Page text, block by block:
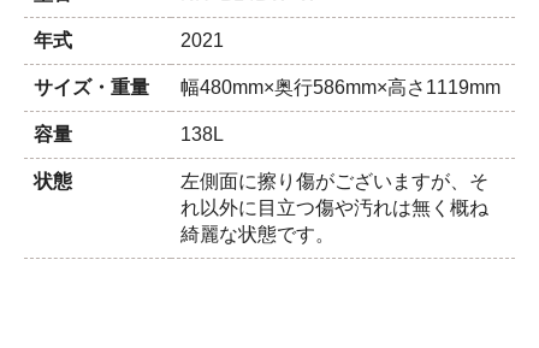
年式 2021
サイズ・重量 幅480mm×奥行586mm×高さ1119mm
容量 138L
状態
左側面に擦り傷がございますが、そ
れ以外に目立つ傷や汚れは無く概ね
綺麗な状態です。